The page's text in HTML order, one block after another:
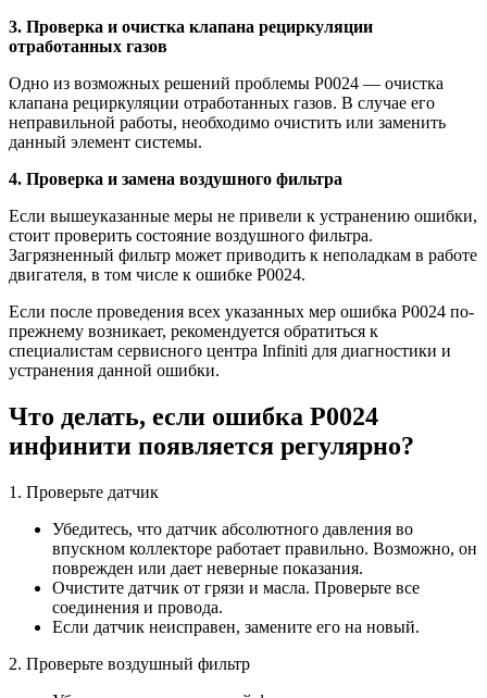
3. Проверка и очистка клапана рециркуляции
отработанных газов
Одно из возможных решений проблемы Р0024 — очистка
клапана рециркуляции отработанных газов. В случае его
неправильной работы, необходимо очистить или заменить
данный элемент системы.
4. Проверка и замена воздушного фильтра
Если вышеуказанные меры не привели к устранению ошибки,
стоит проверить состояние воздушного фильтра.
Загрязненный фильтр может приводить к неполадкам в работе
двигателя, в том числе к ошибке Р0024.
Если после проведения всех указанных мер ошибка Р0024 по-
прежнему возникает, рекомендуется обратиться к
специалистам сервисного центра Infiniti для диагностики и
устранения данной ошибки.
Что делать, если ошибка Р0024
инфинити появляется регулярно?
1. Проверьте датчик
Убедитесь, что датчик абсолютного давления во
впускном коллекторе работает правильно. Возможно, он
поврежден или дает неверные показания.
Очистите датчик от грязи и масла. Проверьте все
соединения и провода.
Если датчик неисправен, замените его на новый.
2. Проверьте воздушный фильтр